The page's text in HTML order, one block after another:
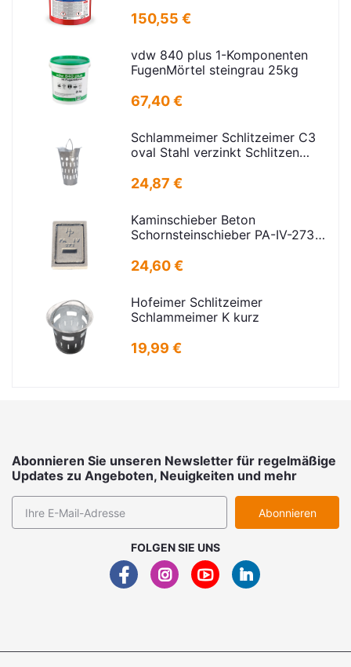
150,55 €
vdw 840 plus 1-Komponenten
FugenMörtel steingrau 25kg
67,40 €
Schlammeimer Schlitzeimer C3
oval Stahl verzinkt Schlitzen
24,87 €
Kaminschieber Beton
Schornsteinschieber PA-IV-273
16,5x24,5cm
24,60 €
Hofeimer Schlitzeimer
Schlammeimer K kurz
19,99 €
Abonnieren Sie unseren Newsletter für regelmäßige
Updates zu Angeboten, Neuigkeiten und mehr
Abonnieren
FOLGEN SIE UNS